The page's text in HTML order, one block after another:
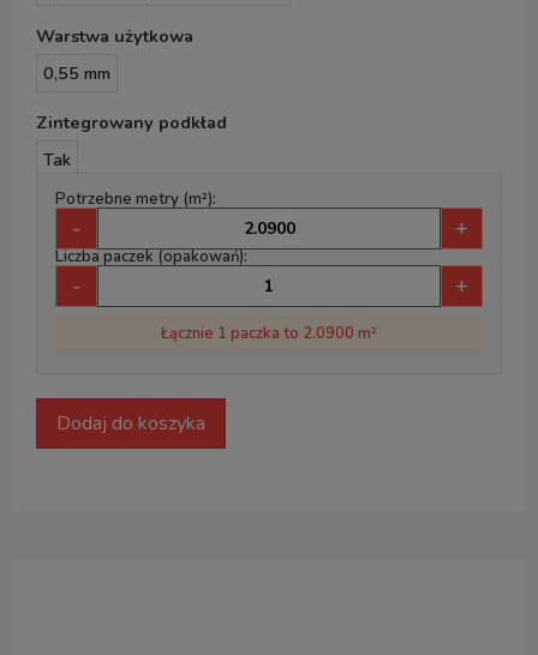
Warstwa użytkowa
0,55 mm
Zintegrowany podkład
Tak
Potrzebne metry (m²):
- +
Liczba paczek (opakowań):
- +
Łącznie 1 paczka to 2.0900 m²
Dodaj do koszyka